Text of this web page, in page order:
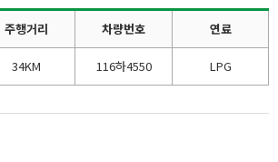
주행거리 차량번호 연료
34KM 116하4550 LPG